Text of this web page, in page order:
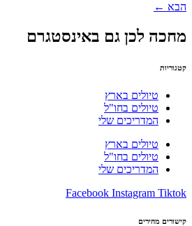
הבא ←
מחכה לכן גם באינסטגרם
קטגוריות
טיולים בארץ
טיולים בחו"ל
המדריכים שלי
טיולים בארץ
טיולים בחו"ל
המדריכים שלי
Facebook Instagram Tiktok
קישורים מהירים